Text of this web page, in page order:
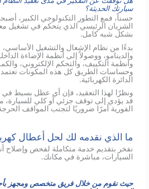
سيارتك الحديثة؟
حسناً، فمع التطور التكنولوجي الكبير،
الشريان الرئيسي الذي يتحكم في تشغيل
بشكل شبه كامل.
بدءًا من نظام الإشعال والتشغيل الأساسي،
والدينامو، ووصولاً إلى أنظمة الإضاءة
وأنظمة التكييف، والتحكم الإلكتروني،
وحساسات الطريق كل هذه المكونات
الدائرة الكهربائية.
ونظرًا لهذا التعقيد، فإن أي عطل بسيط في
قد يؤدي إلى توقف جزئي أو كلي للسيارة،
الفورية أمرًا ضروريًا لتجنب المواقف
ما الذي نقدمه لك لحل أعطال
نفخر بتقديم خدمة متكاملة لفحص وإصلاح
السيارات، مباشرة في مكانك.
حيث نقوم من خلال فريق متخصص ومجهز